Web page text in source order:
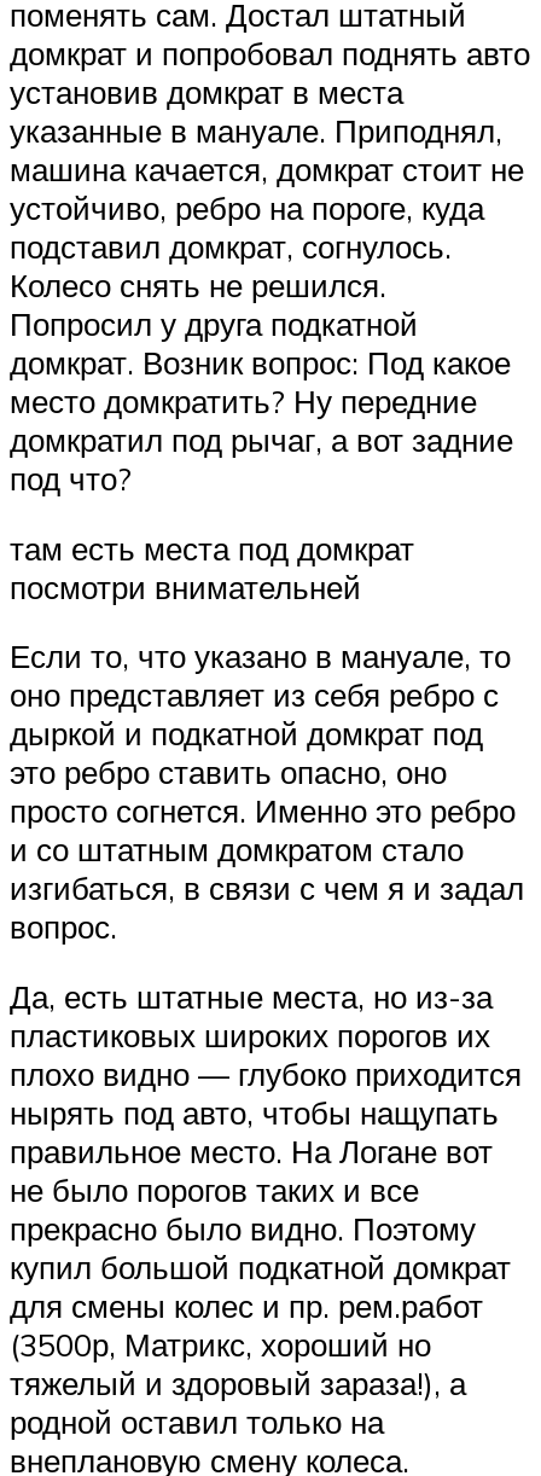
поменять сам. Достал штатный
домкрат и попробовал поднять авто
установив домкрат в места
указанные в мануале. Приподнял,
машина качается, домкрат стоит не
устойчиво, ребро на пороге, куда
подставил домкрат, согнулось.
Колесо снять не решился.
Попросил у друга подкатной
домкрат. Возник вопрос: Под какое
место домкратить? Ну передние
домкратил под рычаг, а вот задние
под что?
там есть места под домкрат
посмотри внимательней
Если то, что указано в мануале, то
оно представляет из себя ребро с
дыркой и подкатной домкрат под
это ребро ставить опасно, оно
просто согнется. Именно это ребро
и со штатным домкратом стало
изгибаться, в связи с чем я и задал
вопрос.
Да, есть штатные места, но из-за
пластиковых широких порогов их
плохо видно — глубоко приходится
нырять под авто, чтобы нащупать
правильное место. На Логане вот
не было порогов таких и все
прекрасно было видно. Поэтому
купил большой подкатной домкрат
для смены колес и пр. рем.работ
(3500р, Матрикс, хороший но
тяжелый и здоровый зараза!), а
родной оставил только на
внеплановую смену колеса.